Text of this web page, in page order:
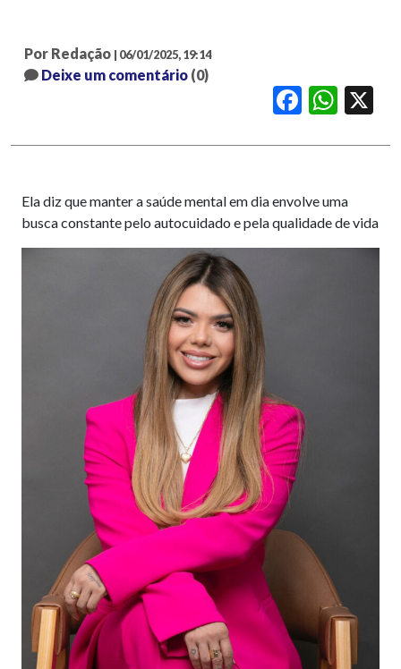
Por Redação | 06/01/2025, 19:14
Deixe um comentário (0)
FacebookWhatsApp
Ela diz que manter a saúde mental em dia envolve uma
busca constante pelo autocuidado e pela qualidade de vida